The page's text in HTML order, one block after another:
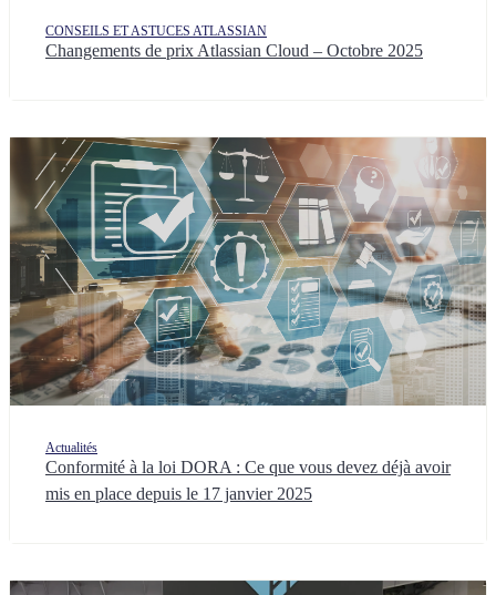
CONSEILS ET ASTUCES ATLASSIAN
Changements de prix Atlassian Cloud – Octobre 2025
Actualités
Conformité à la loi DORA : Ce que vous devez déjà avoir
mis en place depuis le 17 janvier 2025